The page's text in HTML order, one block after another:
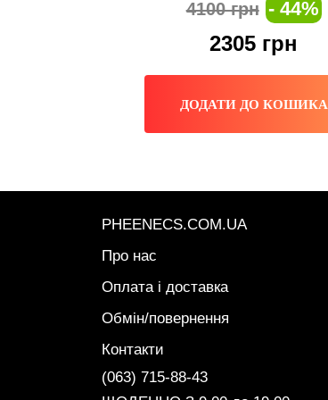
4100 грн - 44%
2305 грн
ДОДАТИ ДО КОШИКА
PHEENECS.COM.UA
Про нас
Оплата і доставка
Обмін/повернення
Контакти
(063) 715-88-43